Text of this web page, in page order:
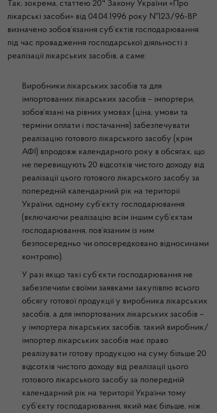
Так, зокрема, статтею 20
Закону України «Про
лікарські засоби» від 04.04.1996 року №123/96-ВР
визначено зобов’язання суб’єктів господарювання
під час провадження господарської діяльності з
реалізації лікарських засобів, а саме:
Виробники лікарських засобів та для
імпортованих лікарських засобів – імпортери,
зобов’язані на рівних умовах (ціна, умови та
терміни оплати і постачання) забезпечувати
реалізацію готового лікарського засобу (крім
АФІ) впродовж календарного року в обсягах, що
не перевищують 20 відсотків чистого доходу від
реалізації цього готового лікарського засобу за
попередній календарний рік на території
України, одному суб’єкту господарювання
(включаючи реалізацію всім іншим суб’єктам
господарювання, пов’язаним із ним
безпосередньо чи опосередковано відносинами
контролю).
У разі якщо такі суб’єкти господарювання не
забезпечили своїми заявками закупівлю всього
обсягу готової продукції у виробника лікарських
засобів, а для імпортованих лікарських засобів –
у імпортера лікарських засобів, такий виробник/
імпортер лікарських засобів має право
реалізувати готову продукцію на суму більше 20
відсотків чистого доходу від реалізації цього
готового лікарського засобу за попередній
календарний рік на території України тому
суб’єкту господарювання, який має більше, ніж